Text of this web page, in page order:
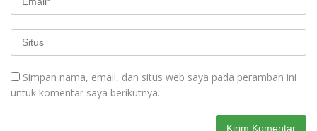
Simpan nama, email, dan situs web saya pada peramban ini
untuk komentar saya berikutnya.